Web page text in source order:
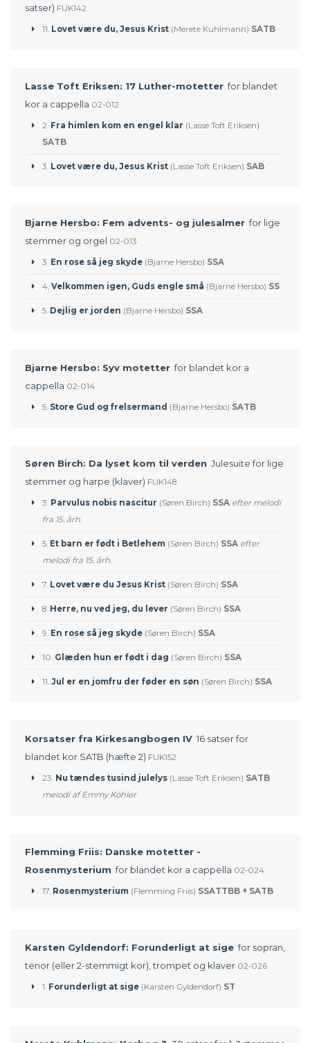
satser) FUK142
11. Lovet være du, Jesus Krist(Merete Kuhlmann) SATB
Lasse Toft Eriksen: 17 Luther-motetterfor blandet
kor a cappella 02-012
2. Fra himlen kom en engel klar (Lasse Toft Eriksen)
SATB
3. Lovet være du, Jesus Krist(Lasse Toft Eriksen) SAB
Bjarne Hersbo: Fem advents- og julesalmerfor lige
stemmer og orgel 02-013
3. En rose så jeg skyde(Bjarne Hersbo) SSA
4. Velkommen igen, Guds engle små (Bjarne Hersbo) SS
5. Dejlig er jorden (Bjarne Hersbo) SSA
Bjarne Hersbo: Syv motetterfor blandet kor a
cappella 02-014
5. Store Gud og frelsermand (Bjarne Hersbo) SATB
Søren Birch: Da lyset kom til verden Julesuite for lige
stemmer og harpe (klaver) FUK148
3. Parvulus nobis nascitur (Søren Birch) SSA efter melodi
fra 15. årh.
5. Et barn er født i Betlehem(Søren Birch) SSA efter
melodi fra 15. årh.
7. Lovet være du Jesus Krist(Søren Birch) SSA
8. Herre, nu ved jeg, du lever (Søren Birch) SSA
9. En rose så jeg skyde(Søren Birch) SSA
10. Glæden hun er født i dag (Søren Birch) SSA
11. Jul er en jomfru der føder en søn (Søren Birch) SSA
Korsatser fra Kirkesangbogen IV16 satser for
blandet kor SATB (hæfte 2) FUK152
23. Nu tændes tusind julelys(Lasse Toft Eriksen) SATB
melodi af Emmy Köhler
Flemming Friis: Danske motetter -
Rosenmysterium for blandet kor a cappella 02-024
17. Rosenmysterium(Flemming Friis) SSATTBB + SATB
Karsten Gyldendorf: Forunderligt at sigefor sopran,
tenor (eller 2-stemmigt kor), trompet og klaver 02-026
1. Forunderligt at sige(Karsten Gyldendorf) ST